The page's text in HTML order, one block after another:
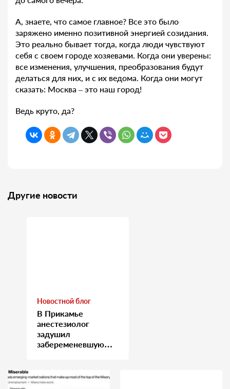
А, знаете, что самое главное? Все это было
заряжено именно позитивной энергией созидания.
Это реально бывает тогда, когда люди чувствуют
себя с своем городе хозяевами. Когда они уверены:
все изменения, улучшения, преобразования будут
делаться для них, и с их ведома. Когда они могут
сказать: Москва – это наш город!
Ведь круто, да?
Другие новости
Новостной блог
В Прикамье
анестезиолог
задушил
забеременевшую